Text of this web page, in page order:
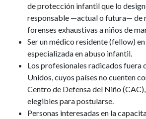
de protección infantil que lo
responsable —actual o futura— de
forenses exhaustivas a niños de
Ser un médico residente (fellow)
especializada en abuso infantil.
Los profesionales radicados fuera
Unidos, cuyos países no cuenten
Centro de Defensa del Niño
elegibles para postularse.
Personas interesadas en la